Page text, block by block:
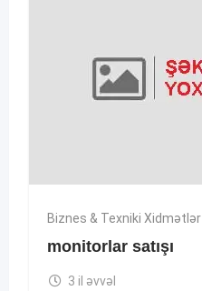
Biznes & Texniki Xidmətlər
monitorlar satışı
3 il əvvəl